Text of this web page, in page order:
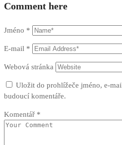
Comment here
Jméno *
E-mail *
Webová stránka
Uložit do prohlížeče jméno, e-
budoucí komentáře.
Komentář *